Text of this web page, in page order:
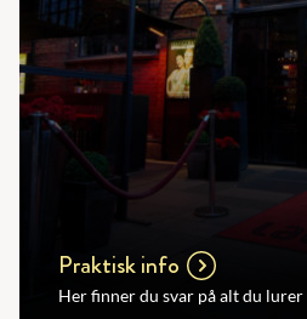
Praktisk info
Her finner du svar på alt du